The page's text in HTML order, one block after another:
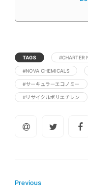
TAGS #CHARTER
#NOVA CHEMICALS
#サーキュラーエコノミー
#リサイクルポリエチレン
Previous